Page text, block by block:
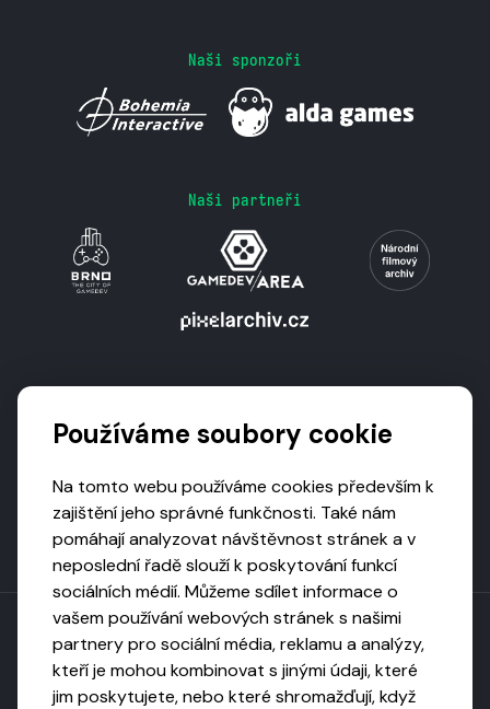
Naši sponzoři
Naši partneři
Toto dílo podléhá licenci CC BY-NC-ND
Používáme soubory cookie
Na tomto webu používáme cookies především k
zajištění jeho správné funkčnosti. Také nám
pomáhají analyzovat návštěvnost stránek a v
neposlední řadě slouží k poskytování funkcí
sociálních médií. Můžeme sdílet informace o
vašem používání webových stránek s našimi
partnery pro sociální média, reklamu a analýzy,
kteří je mohou kombinovat s jinými údaji, které
jim poskytujete, nebo které shromažďují, když